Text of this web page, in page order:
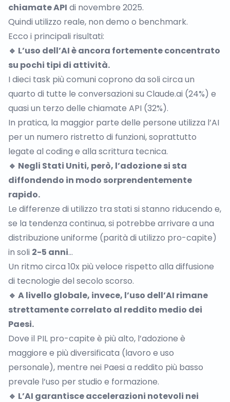
chiamate API di novembre 2025.
Quindi utilizzo reale, non demo o benchmark.
Ecco i principali risultati:
🔹 L’uso dell’AI è ancora fortemente concentrato
su pochi tipi di attività.
I dieci task più comuni coprono da soli circa un
quarto di tutte le conversazioni su Claude.ai (24%) e
quasi un terzo delle chiamate API (32%).
In pratica, la maggior parte delle persone utilizza l’AI
per un numero ristretto di funzioni, soprattutto
legate al coding e alla scrittura tecnica.
🔹 Negli Stati Uniti, però, l’adozione si sta
diffondendo in modo sorprendentemente
rapido.
Le differenze di utilizzo tra stati si stanno riducendo e,
se la tendenza continua, si potrebbe arrivare a una
distribuzione uniforme (parità di utilizzo pro-capite)
in soli 2-5 anni…
Un ritmo circa 10x più veloce rispetto alla diffusione
di tecnologie del secolo scorso.
🔹 A livello globale, invece, l’uso dell’AI rimane
strettamente correlato al reddito medio dei
Paesi.
Dove il PIL pro-capite è più alto, l’adozione è
maggiore e più diversificata (lavoro e uso
personale), mentre nei Paesi a reddito più basso
prevale l’uso per studio e formazione.
🔹 L’AI garantisce accelerazioni notevoli nei